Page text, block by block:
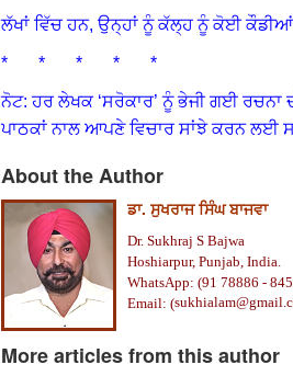
ਲੱਖਾਂ ਵਿੱਚ ਹਨ, ਉਨ੍ਹਾਂ ਨੂੰ ਕੱਲ੍ਹ ਨੂੰ ਕੋਈ ਕੌਡੀਆਂ
* * * * *
ਨੋਟ: ਹਰ ਲੇਖਕ ‘ਸਰੋਕਾਰ’ ਨੂੰ ਭੇਜੀ ਗਈ ਰਚਨਾ
ਪਾਠਕਾਂ ਨਾਲ ਆਪਣੇ ਵਿਚਾਰ ਸਾਂਝੇ ਕਰਨ ਲਈ
About the Author
ਡਾ. ਸੁਖਰਾਜ ਸਿੰਘ ਬਾਜਵਾ
Dr. Sukhraj S Bajwa
Hoshiarpur, Punjab, India.
WhatsApp: (91 78886 -
Email: (
More articles from this author